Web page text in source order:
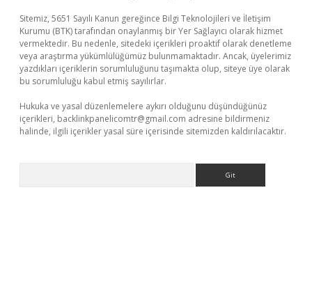
Sitemiz, 5651 Sayılı Kanun gereğince Bilgi Teknolojileri ve İletişim
Kurumu (BTK) tarafından onaylanmış bir Yer Sağlayıcı olarak hizmet
vermektedir. Bu nedenle, sitedeki içerikleri proaktif olarak denetleme
veya araştırma yükümlülüğümüz bulunmamaktadır. Ancak, üyelerimiz
yazdıkları içeriklerin sorumluluğunu taşımakta olup, siteye üye olarak
bu sorumluluğu kabul etmiş sayılırlar.
Hukuka ve yasal düzenlemelere aykırı olduğunu düşündüğünüz
içerikleri, backlinkpanelicomtr@gmail.com adresine bildirmeniz
halinde, ilgili içerikler yasal süre içerisinde sitemizden kaldırılacaktır.